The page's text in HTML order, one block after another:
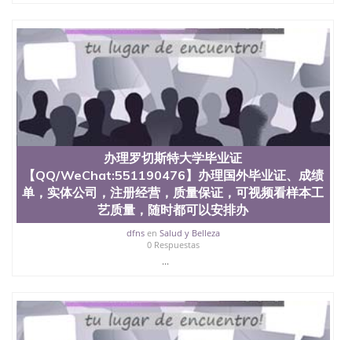
（San Jose State University）澳洲读书未毕业找人做
文凭学位qq微信551190476澳洲读CQU中央昆士兰大
学学历 绩单购买学位证书/澳洲读本科硕士做文凭/购
买澳洲大学毕业证成绩单假文凭学历
offieUniversityofSouthernQueensland 澳洲读书未毕
业找人做文凭学位qq微信551190476澳洲读CQU中央
昆士兰大学学历成绩单购买学位证书/澳洲读本科硕
士做文凭/购买澳洲大学毕业证成绩单假文凭学历办
理卡尔加里大学毕业证【QQ/WeChat:551190476】办
理国外毕业证、成绩单，实体公司，注册经营，质量
保证，可视频看样本工艺质量，随时都可以安排办
理，毕业证成绩单，学校，专业，学位，毕业时间都
可以根据客户要求安排University of Calgary
办理罗切斯特大学毕业证
【QQ/WeChat:551190476】办理国外毕业证、成绩
单，实体公司，注册经营，质量保证，可视频看样本工
艺质量，随时都可以安排办
dfnsen Salud y Belleza
0 Respuestas
...